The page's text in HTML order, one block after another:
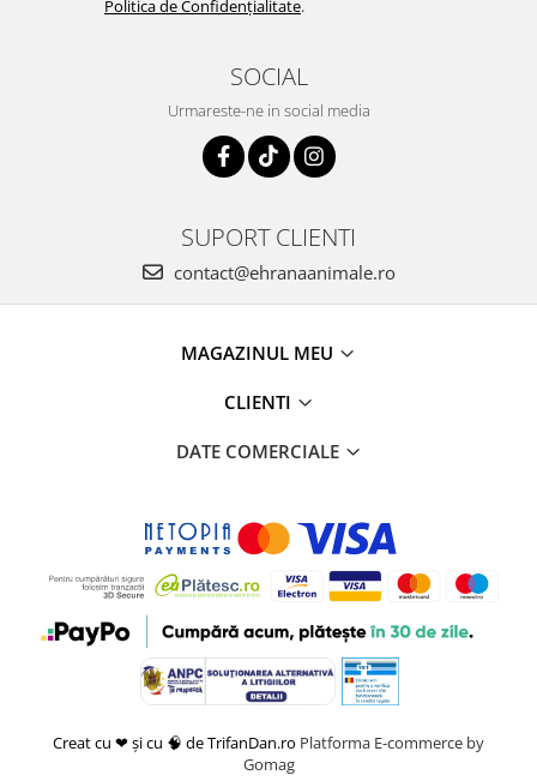
Politica de Confidențialitate.
SOCIAL
Urmareste-ne in social media
SUPORT CLIENTI
contact@ehranaanimale.ro
MAGAZINUL MEU
CLIENTI
DATE COMERCIALE
Creat cu ❤ și cu 🧠 de TrifanDan.ro Platforma E-commerce by
Gomag